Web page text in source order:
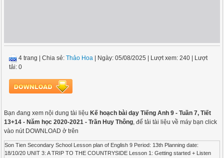
4 trang |Chia sẻ:Thảo Hoa | Ngày: 05/08/2025 | Lượt xem: 240 | Lượt
tải: 0
Bạn đang xem nội dung tài liệu Kế hoạch bài dạy Tiếng Anh 9 - Tuần 7, Tiết
13+14 - Năm học 2020-2021 - Trần Huy Thông, để tải tài liệu về máy bạn click
vào nút DOWNLOAD ở trên
Son Tien Secondary School Lesson plan of English 9 Period: 13th Planning date:
18/10/20 UNIT 3: A TRIP TO THE COUNTRYSIDE Lesson 1: Getting started + Listen